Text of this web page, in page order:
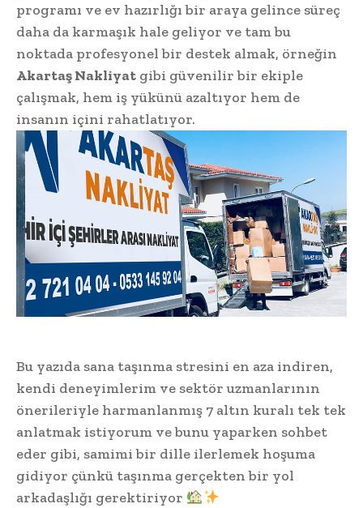
programı ve ev hazırlığı bir araya gelince süreç
daha da karmaşık hale geliyor ve tam bu
noktada profesyonel bir destek almak, örneğin
Akartaş Nakliyat gibi güvenilir bir ekiple
çalışmak, hem iş yükünü azaltıyor hem de
insanın içini rahatlatıyor.
Bu yazıda sana taşınma stresini en aza indiren,
kendi deneyimlerim ve sektör uzmanlarının
önerileriyle harmanlanmış 7 altın kuralı tek tek
anlatmak istiyorum ve bunu yaparken sohbet
eder gibi, samimi bir dille ilerlemek hoşuma
gidiyor çünkü taşınma gerçekten bir yol
arkadaşlığı gerektiriyor